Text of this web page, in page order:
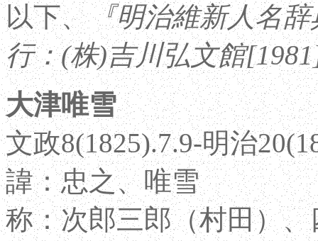
以下、『明治維新人名
行：(株)吉川弘文館
大津唯雪
文政8(1825).7.9-明治
諱：忠之、唯雪
称：次郎三郎（村田）